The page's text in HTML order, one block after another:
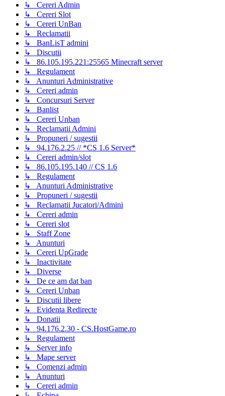
↳ Cereri Admin
↳ Cereri Slot
↳ Cereri UnBan
↳ Reclamatii
↳ BanLisT admini
↳ Discutii
↳ 86.105.195.221:25565 Minecraft server
↳ Regulament
↳ Anunturi Administrative
↳ Cereri admin
↳ Concursuri Server
↳ Banlist
↳ Cereri Unban
↳ Reclamatii Admini
↳ Propuneri / sugestii
↳ 94.176.2.25 // *CS 1.6 Server*
↳ Cereri admin/slot
↳ 86.105.195.140 // CS 1.6
↳ Regulament
↳ Anunturi Administrative
↳ Propuneri / sugestii
↳ Reclamatii Jucatori/Admini
↳ Cereri admin
↳ Cereri slot
↳ Staff Zone
↳ Anunturi
↳ Cereri UpGrade
↳ Inactivitate
↳ Diverse
↳ De ce am dat ban
↳ Cereri Unban
↳ Discutii libere
↳ Evidenta Redirecte
↳ Donatii
↳ 94.176.2.30 - CS.HostGame.ro
↳ Regulament
↳ Server info
↳ Mape server
↳ Comenzi admin
↳ Anunturi
↳ Cereri admin